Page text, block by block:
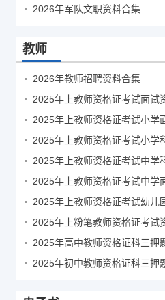
2026年军队文职资料合集
教师
2026年教师招聘资料合集
2025年上教师资格证考试面试
2025年上教师资格证考试小学
2025年上教师资格证考试小学
2025年上教师资格证考试中学
2025年上教师资格证考试中学
2025年上粉笔教师资格证考试
2025年高中教师资格证科三押
2025年初中教师资格证科三押